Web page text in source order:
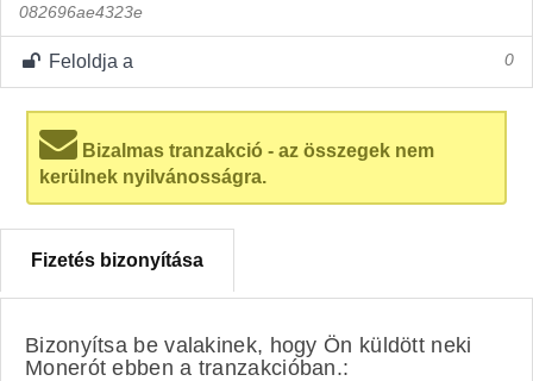
082696ae4323e
Feloldja a 0
Bizalmas tranzakció - az összegek nem
kerülnek nyilvánosságra.
Fizetés bizonyítása
Bizonyítsa be valakinek, hogy Ön küldött neki
Monerót ebben a tranzakcióban.: